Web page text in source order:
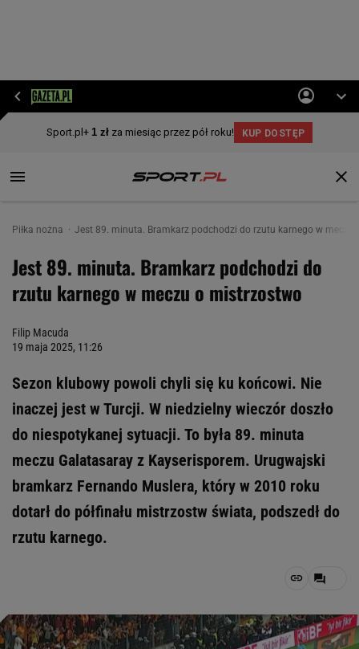
Piłka nożna Jest 89. minuta. Bramkarz podchodzi do rzutu karnego w meczu
Jest 89. minuta. Bramkarz podchodzi do
rzutu karnego w meczu o mistrzostwo
Filip Macuda
19 maja 2025, 11:26
Sezon klubowy powoli chyli się ku końcowi. Nie
inaczej jest w Turcji. W niedzielny wieczór doszło
do niespotykanej sytuacji. To była 89. minuta
meczu Galatasaray z Kayserisporem. Urugwajski
bramkarz Fernando Muslera, który w 2010 roku
dotarł do półfinału mistrzostw świata, podszedł do
rzutu karnego.